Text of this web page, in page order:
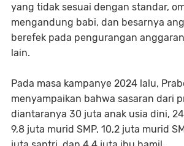
yang tidak sesuai dengan standar,
mengandung babi, dan besarnya
berefek pada pengurangan
lain.
Pada masa kampanye 2024 lalu,
menyampaikan bahwa sasaran dari
diantaranya 30 juta anak usia dini,
9,8 juta murid SMP, 10,2 juta murid